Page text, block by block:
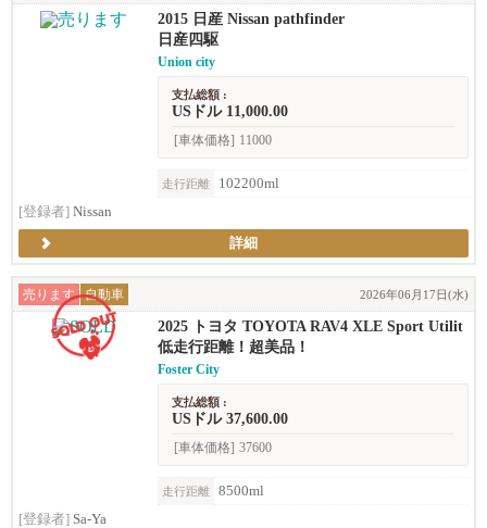
2015 日産 Nissan pathfinder
日産四駆
Union city
支払総額 :
USドル 11,000.00
[車体価格] 11000
走行距離
102200ml
[登録者] Nissan
詳細
売ります 自動車 2026年06月17日(水)
2025 トヨタ TOYOTA RAV4 XLE Sport Utilit
y 4D
低走行距離！超美品！
Foster City
支払総額 :
USドル 37,600.00
[車体価格] 37600
走行距離
8500ml
[登録者] Sa-Ya